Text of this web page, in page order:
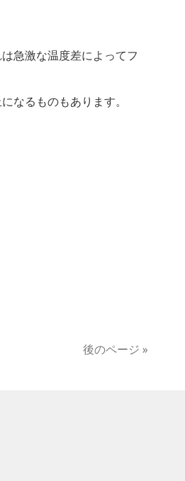
急激な温度差によってフ
なるものもあります。
後のページ »